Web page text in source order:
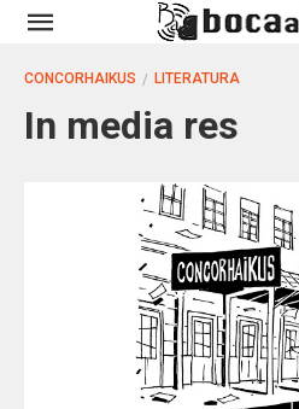
CONCORHAIKUS LITERATURA
In media res